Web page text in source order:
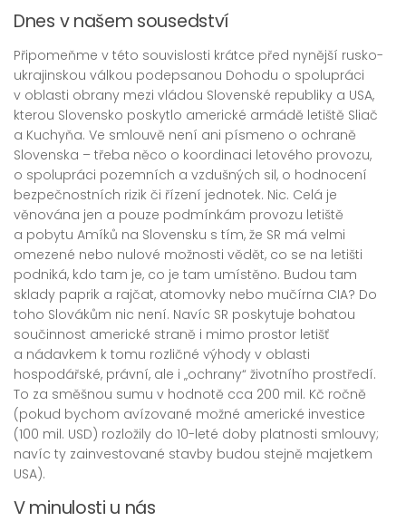
Dnes v našem sousedství
Připomeňme v této souvislosti krátce před nynější rusko-
ukrajinskou válkou podepsanou Dohodu o spolupráci
v oblasti obrany mezi vládou Slovenské republiky a USA,
kterou Slovensko poskytlo americké armádě letiště Sliač
a Kuchyňa. Ve smlouvě není ani písmeno o ochraně
Slovenska – třeba něco o koordinaci letového provozu,
o spolupráci pozemních a vzdušných sil, o hodnocení
bezpečnostních rizik či řízení jednotek. Nic. Celá je
věnována jen a pouze podmínkám provozu letiště
a pobytu Amíků na Slovensku s tím, že SR má velmi
omezené nebo nulové možnosti vědět, co se na letišti
podniká, kdo tam je, co je tam umístěno. Budou tam
sklady paprik a rajčat, atomovky nebo mučírna CIA? Do
toho Slovákům nic není. Navíc SR poskytuje bohatou
součinnost americké straně i mimo prostor letišť
a nádavkem k tomu rozličné výhody v oblasti
hospodářské, právní, ale i „ochrany“ životního prostředí.
To za směšnou sumu v hodnotě cca 200 mil. Kč ročně
(pokud bychom avízované možné americké investice
(100 mil. USD) rozložily do 10-leté doby platnosti smlouvy;
navíc ty zainvestované stavby budou stejně majetkem
USA).
V minulosti u nás